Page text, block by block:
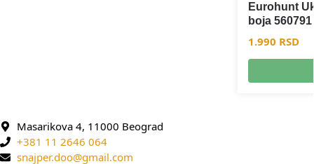
Eurohunt
boja 560791
1.990 RSD
Masarikova 4, 11000 Beograd
+381 11 2646 064
snajper.doo@gmail.com